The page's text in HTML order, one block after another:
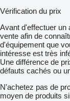
Vérification du prix
Avant d'effectuer un
vente afin de
d'équipement que
intéresse est très
Une différence de
défauts cachés ou
N'achetez pas de
moyen de produits